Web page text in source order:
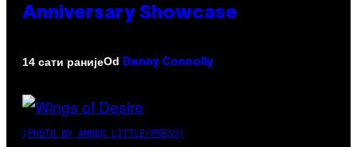
Anniversary Showcase
14 сати ранијеOd Denny Connolly
(PHOTO BY AMBER LITTLE/PRESS)